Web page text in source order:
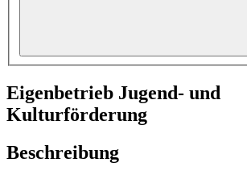
Eigenbetrieb Jugend- und
Kulturförderung
Beschreibung